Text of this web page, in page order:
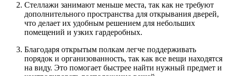
Стеллажи занимают меньше места, так как не требуют
дополнительного пространства для открывания дверей,
что делает их удобным решением для небольших
помещений и узких гардеробных.
Благодаря открытым полкам легче поддерживать
порядок и организованность, так как все вещи находятся
на виду. Это помогает быстрее найти нужный предмет и